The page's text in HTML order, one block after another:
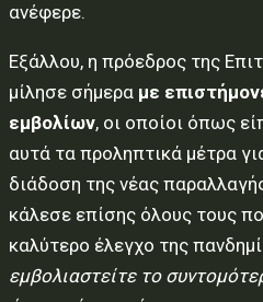
ανέφερε.
Εξάλλου, η πρόεδρος της
μίλησε σήμερα με
εμβολίων, οι οποίοι όπως
αυτά τα προληπτικά μέτρα
διάδοση της νέας
κάλεσε επίσης όλους τους
καλύτερο έλεγχο της
εμβολιαστείτε το